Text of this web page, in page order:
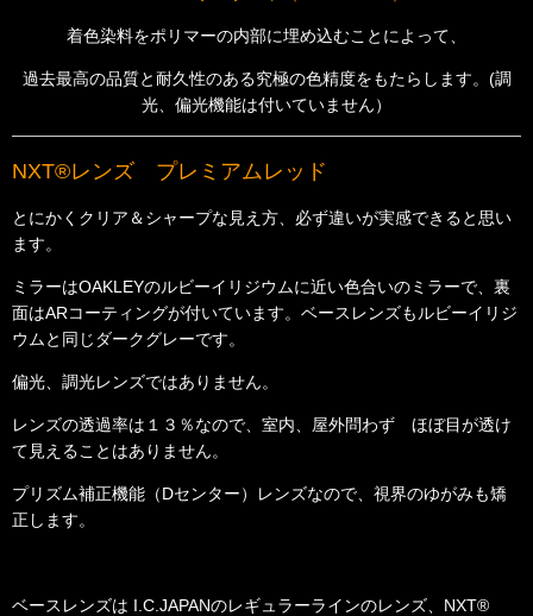
着色染料をポリマーの内部に埋め込むことによって、
過去最高の品質と耐久性のある究極の色精度をもたらします。(調
光、偏光機能は付いていません）
NXT®レンズ プレミアムレッド
とにかくクリア＆シャープな見え方、必ず違いが実感できると思い
ます。
ミラーはOAKLEYのルビーイリジウムに近い色合いのミラーで、裏
面はARコーティングが付いています。 ベースレンズもルビーイリジ
ウムと同じダークグレーです。
偏光、調光レンズではありません。
レンズの透過率は１３％なので、室内、屋外問わず ほぼ目が透け
て見えることはありません。
プリズム補正機能（Dセンター）レンズなので、視界のゆがみも矯
正します。
ベースレンズは I.C.JAPANのレギュラーラインのレンズ、NXT®